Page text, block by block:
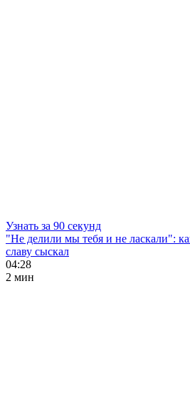
Узнать за 90 секунд
"Не делили мы тебя и не ласкали":
славу сыскал
04:28
2 мин